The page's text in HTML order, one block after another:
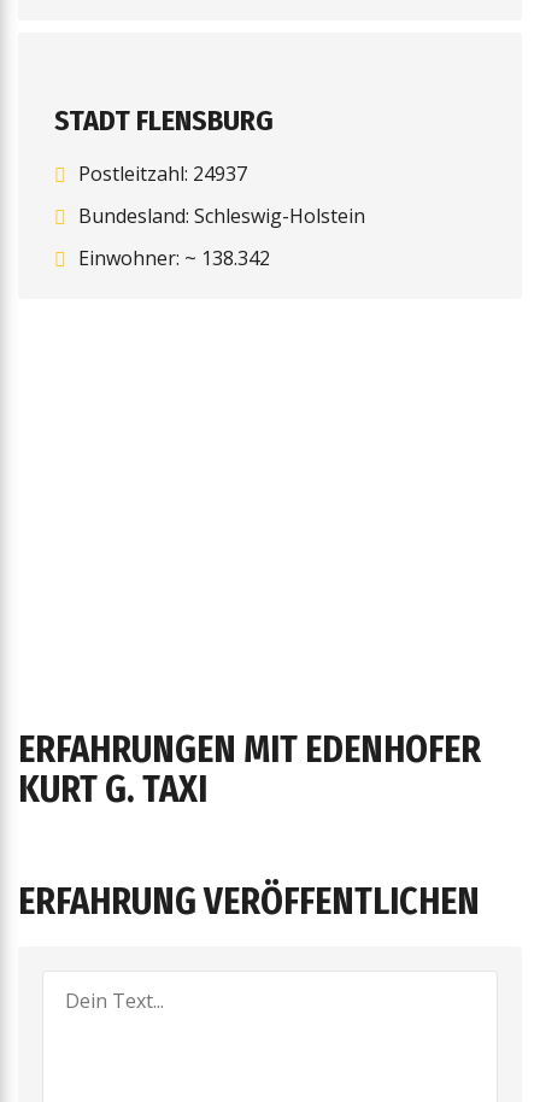
STADT FLENSBURG
Postleitzahl: 24937
Bundesland: Schleswig-Holstein
Einwohner: ~ 138.342
ERFAHRUNGEN MIT EDENHOFER
KURT G. TAXI
ERFAHRUNG VERÖFFENTLICHEN